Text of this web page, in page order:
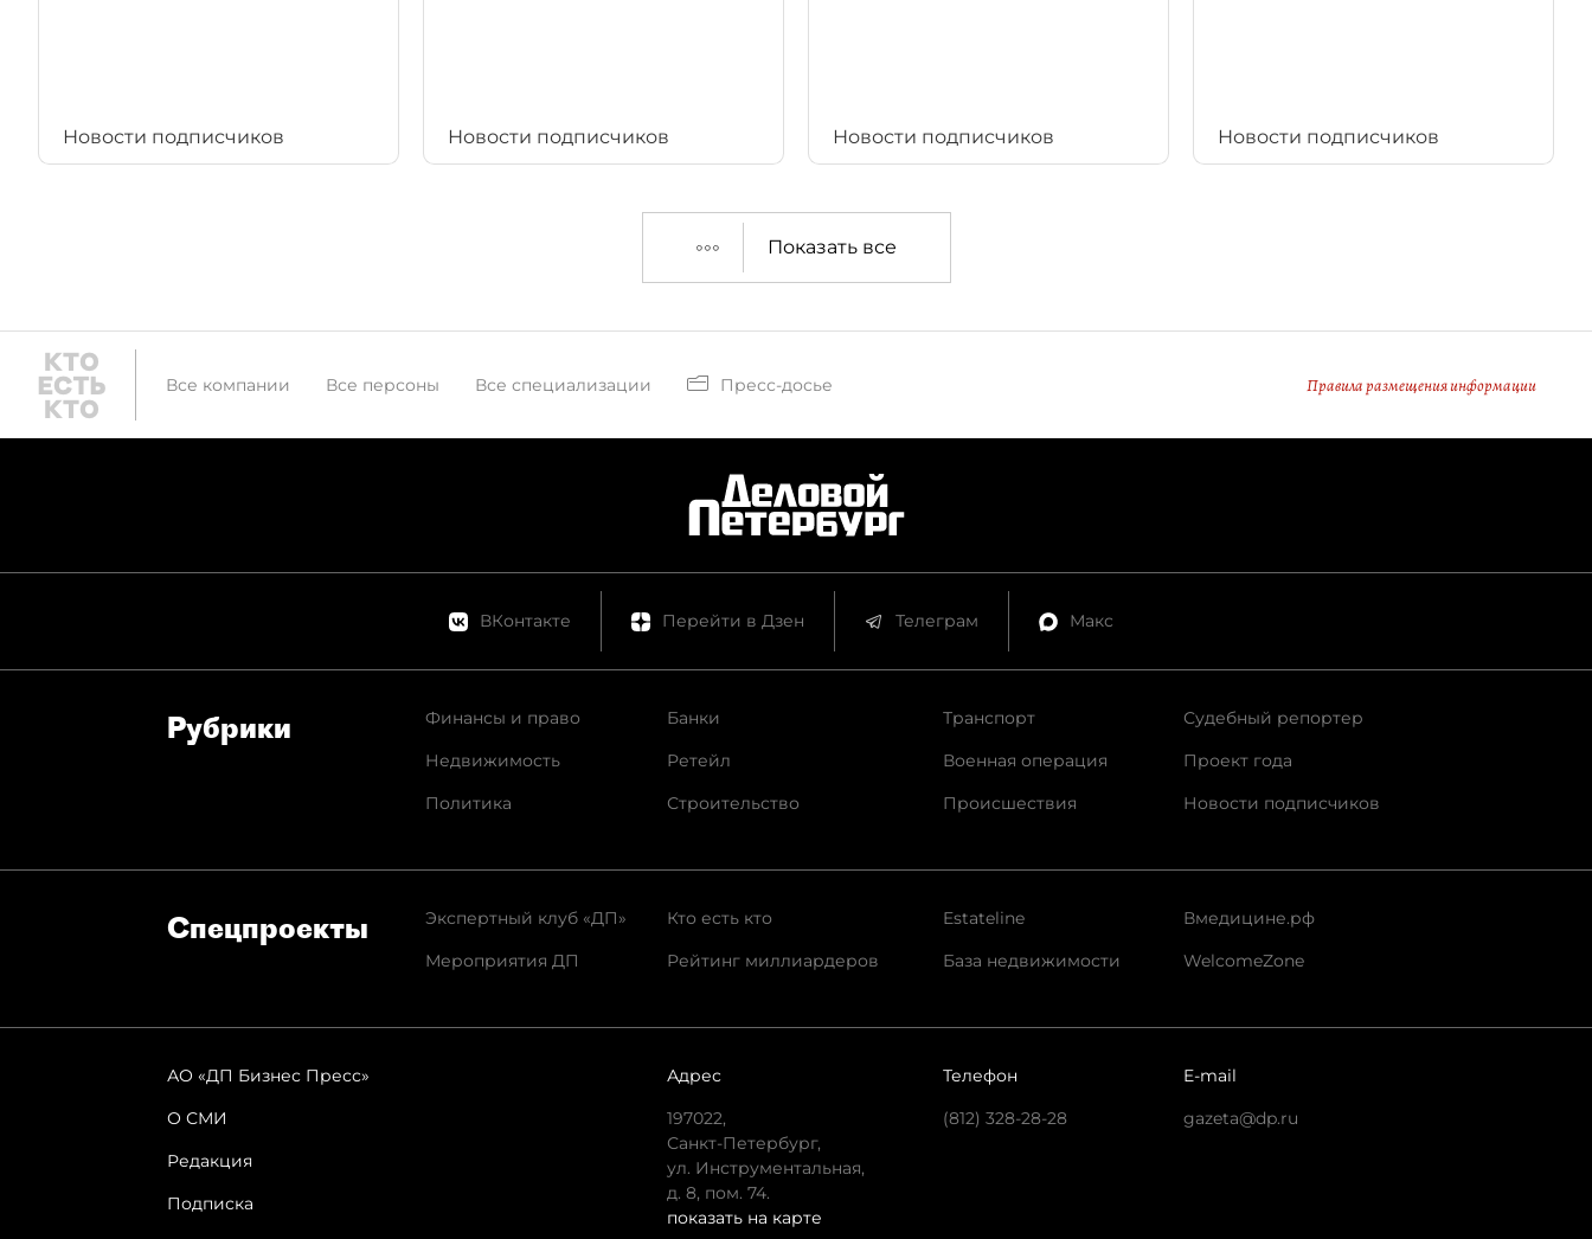
Новости подписчиков Новости подписчиков Новости подписчиков Новости подписчиков
Показать все
Все компании Все персоны Все специализации Пресс-досье Правила размещения информации
ВКонтакте Перейти в Дзен Телеграм Макс
Рубрики
Финансы и право
Недвижимость
Политика
Банки
Ретейл
Строительство
Транспорт
Военная операция
Происшествия
Судебный репортер
Проект года
Новости подписчиков
Спец­проекты
Экспертный клуб «ДП»
Мероприятия ДП
Кто есть кто
Рейтинг миллиардеров
Estateline
База недвижимости
Вмедицине.рф
WelcomeZone
АО «ДП Бизнес Пресс»
О СМИ
Редакция
Подписка
Адрес
197022,
Санкт-Петербург,
ул. Инструментальная,
д. 8, пом. 74.
показать на карте
Телефон
(812) 328-28-28
E-mail
gazeta@dp.ru